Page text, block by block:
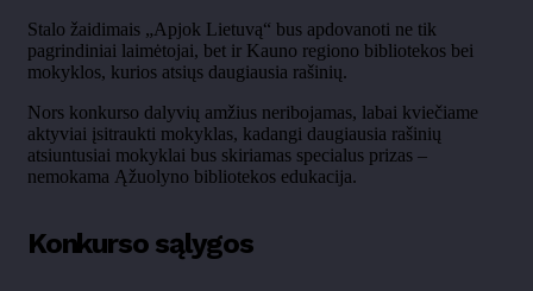
Stalo žaidimais „Apjok Lietuvą“ bus apdovanoti ne tik
pagrindiniai laimėtojai, bet ir Kauno regiono bibliotekos bei
mokyklos, kurios atsiųs daugiausia rašinių.
Nors konkurso dalyvių amžius neribojamas, labai kviečiame
aktyviai įsitraukti mokyklas, kadangi daugiausia rašinių
atsiuntusiai mokyklai bus skiriamas specialus prizas –
nemokama Ąžuolyno bibliotekos edukacija.
Konkurso sąlygos